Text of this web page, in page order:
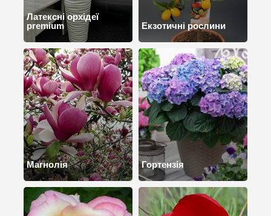
Латексні орхідеї
premium
Екзотичні рослини
Магнолія Гортензія